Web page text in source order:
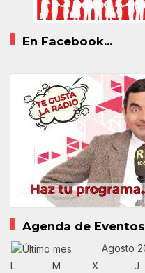
En Facebook...
Agenda de Eventos
Agosto
L
M X J